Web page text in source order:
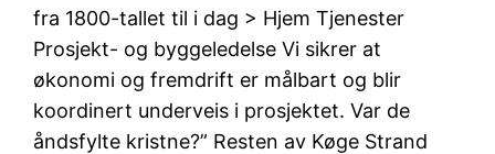
fra 1800-tallet til i dag > Hjem Tjenester
Prosjekt- og byggeledelse Vi sikrer at
økonomi og fremdrift er målbart og blir
koordinert underveis i prosjektet. Var de
åndsfylte kristne?” Resten av Køge Strand